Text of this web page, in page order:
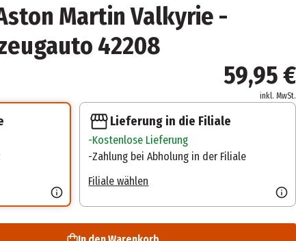
Martin Valkyrie -
42208
59,95 €
inkl. MwSt.
Lieferung in die Filiale
Kostenlose Lieferung
Zahlung bei Abholung in der Filiale
Filiale wählen